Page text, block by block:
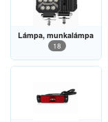
Lámpa, munkalámpa
18